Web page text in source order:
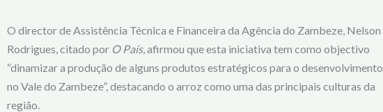
O director de Assistência Técnica e Financeira da Agência do Zambeze, Nelson
Rodrigues, citado por O País, afirmou que esta iniciativa tem como objectivo
“dinamizar a produção de alguns produtos estratégicos para o desenvolvimento
no Vale do Zambeze”, destacando o arroz como uma das principais culturas da
região.